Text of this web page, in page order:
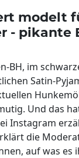
modelt
- pikante
BH, im
Satin-
Und das
Instagram
die
auf was es